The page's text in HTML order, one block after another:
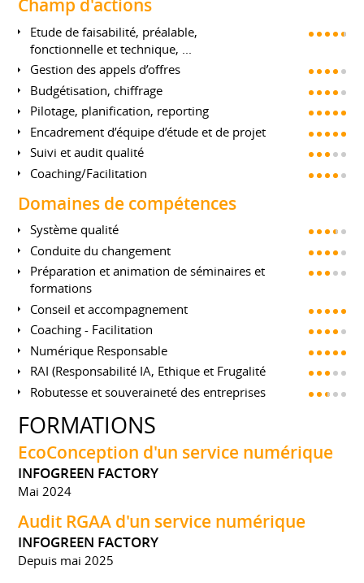
Champ d'actions
Etude de faisabilité, préalable,
fonctionnelle et technique, ...
Gestion des appels d’offres
Budgétisation, chiffrage
Pilotage, planification, reporting
Encadrement d’équipe d’étude et de projet
Suivi et audit qualité
Coaching/Facilitation
Domaines de compétences
Système qualité
Conduite du changement
Préparation et animation de séminaires et
formations
Conseil et accompagnement
Coaching - Facilitation
Numérique Responsable
RAI (Responsabilité IA, Ethique et Frugalité
Robutesse et souveraineté des entreprises
FORMATIONS
EcoConception d'un service numérique
INFOGREEN FACTORY
Mai 2024
Audit RGAA d'un service numérique
INFOGREEN FACTORY
Depuis mai 2025